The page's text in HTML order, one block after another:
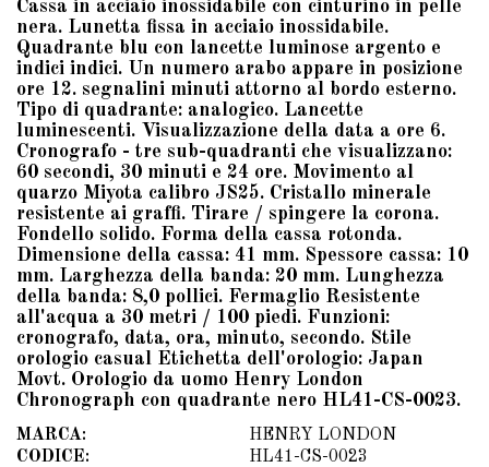
Cassa in acciaio inossidabile con cinturino in pelle
nera. Lunetta fissa in acciaio inossidabile.
Quadrante blu con lancette luminose argento e
indici indici. Un numero arabo appare in posizione
ore 12. segnalini minuti attorno al bordo esterno.
Tipo di quadrante: analogico. Lancette
luminescenti. Visualizzazione della data a ore 6.
Cronografo - tre sub-quadranti che visualizzano:
60 secondi, 30 minuti e 24 ore. Movimento al
quarzo Miyota calibro JS25. Cristallo minerale
resistente ai graffi. Tirare / spingere la corona.
Fondello solido. Forma della cassa rotonda.
Dimensione della cassa: 41 mm. Spessore cassa: 10
mm. Larghezza della banda: 20 mm. Lunghezza
della banda: 8,0 pollici. Fermaglio Resistente
all'acqua a 30 metri / 100 piedi. Funzioni:
cronografo, data, ora, minuto, secondo. Stile
orologio casual Etichetta dell'orologio: Japan
Movt. Orologio da uomo Henry London
Chronograph con quadrante nero HL41-CS-0023.
MARCA:
HENRY LONDON
CODICE:
HL41-CS-0023